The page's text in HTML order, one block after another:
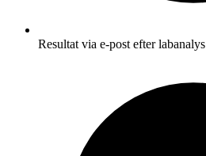
Resultat via e-post efter labanalys